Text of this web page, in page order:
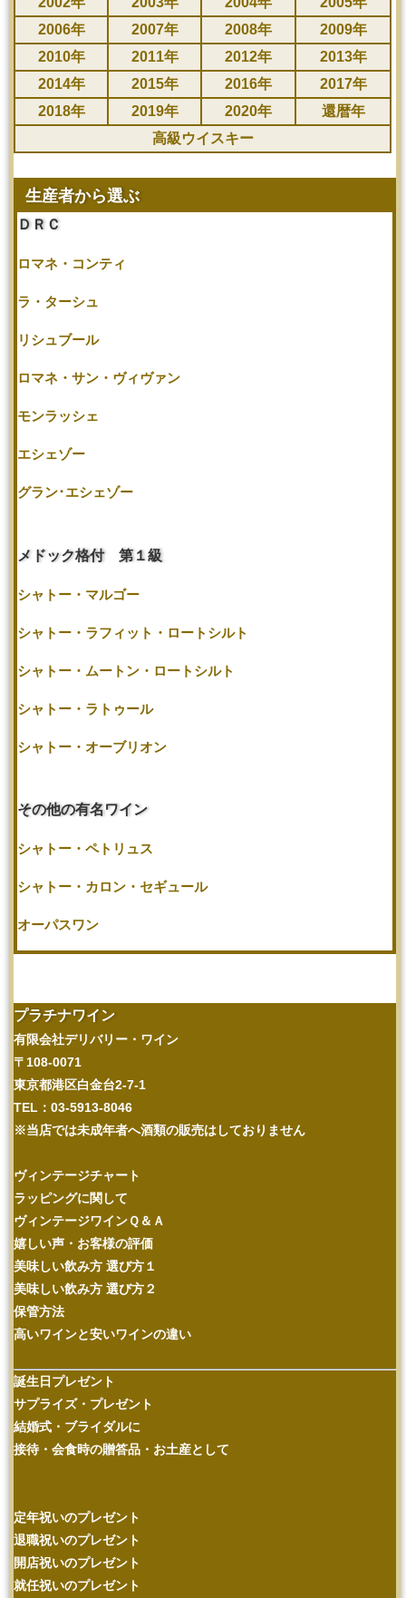
2006年
2007年 2008年
2009年
2010年
2011年 2012年
2013年
2014年
2015年 2016年
2017年
2018年
2019年 2020年
還暦年
高級ウイスキー
生産者から選ぶ
ＤＲＣ
ロマネ・コンティ
ラ・ターシュ
リシュブール
ロマネ・サン・ヴィヴァン
モンラッシェ
エシェゾー
グラン･エシェゾー
メドック格付 第１級
シャトー・マルゴー
シャトー・ラフィット・ロートシルト
シャトー・ムートン・ロートシルト
シャトー・ラトゥール
シャトー・オーブリオン
その他の有名ワイン
シャトー・ペトリュス
シャトー・カロン・セギュール
オーパスワン
プラチナワイン
有限会社デリバリー・ワイン
〒108-0071
東京都港区白金台2-7-1
TEL：03-5913-8046
※当店では未成年者へ酒類の販売はしておりません
ヴィンテージチャート
ラッピングに関して
ヴィンテージワインＱ＆Ａ
嬉しい声・お客様の評価
美味しい飲み方 選び方１
美味しい飲み方 選び方２
保管方法
高いワインと安いワインの違い
誕生日プレゼント
サプライズ・プレゼント
結婚式・ブライダルに
接待・会食時の贈答品・お土産として
定年祝いのプレゼント
退職祝いのプレゼント
開店祝いのプレゼント
就任祝いのプレゼント